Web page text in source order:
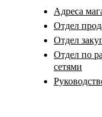
Адреса
Отдел
Отдел
Отдел по
сетями